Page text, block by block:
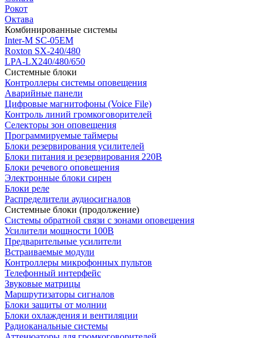
Рокот
Октава
Комбинированные системы
Inter-M SC-05EM
Roxton SX-240/480
LPA-LX240/480/650
Системные блоки
Контроллеры системы оповещения
Аварийные панели
Цифровые магнитофоны (Voice File)
Контроль линий громкоговорителей
Селекторы зон оповещения
Программируемые таймеры
Блоки резервирования усилителей
Блоки питания и резервирования 220В
Блоки речевого оповещения
Электронные блоки сирен
Блоки реле
Распределители аудиосигналов
Системные блоки (продолжение)
Системы обратной связи с зонами оповещения
Усилители мощности 100В
Предварительные усилители
Встраиваемые модули
Контроллеры микрофонных пультов
Телефонный интерфейс
Звуковые матрицы
Маршрутизаторы сигналов
Блоки защиты от молнии
Блоки охлаждения и вентиляции
Радиоканальные системы